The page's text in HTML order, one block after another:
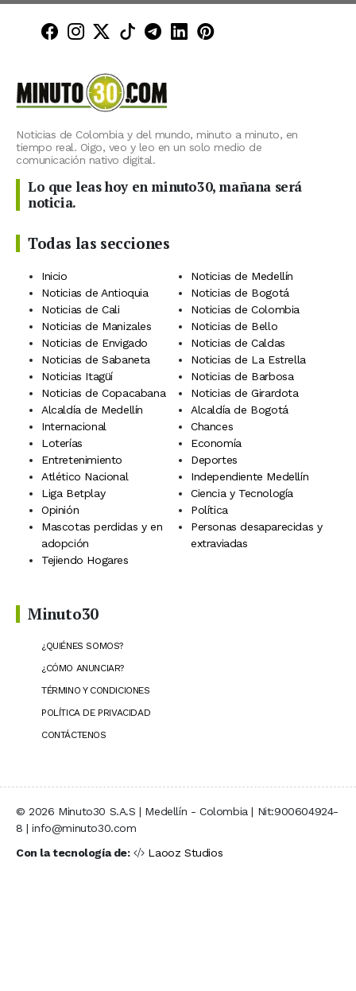
Minuto30 en Facebook
Minuto30 en Instagram
Minuto30 en X (Twitter)
Minuto30 en TikTok
Canal de Minuto30 en
Minuto30 en LinkedIn
Minuto30 en
Noticias de Colombia y del mundo, minuto a minuto, en
tiempo real. Oigo, veo y leo en un solo medio de
comunicación nativo digital.
Lo que leas hoy en minuto30, mañana será
noticia.
Todas las secciones
Inicio
Noticias de Medellín
Noticias de Antioquia
Noticias de Bogotá
Noticias de Cali
Noticias de Colombia
Noticias de Manizales
Noticias de Bello
Noticias de Envigado
Noticias de Caldas
Noticias de Sabaneta
Noticias de La Estrella
Noticias Itagüí
Noticias de Barbosa
Noticias de Copacabana
Noticias de Girardota
Alcaldía de Medellín
Alcaldía de Bogotá
Internacional
Chances
Loterías
Economía
Entretenimiento
Deportes
Atlético Nacional
Independiente Medellín
Liga Betplay
Ciencia y Tecnología
Opinión
Política
Mascotas perdidas y en
adopción
Personas desaparecidas y
extraviadas
Tejiendo Hogares
Minuto30
¿QUIÉNES SOMOS?
¿CÓMO ANUNCIAR?
TÉRMINO Y CONDICIONES
POLÍTICA DE PRIVACIDAD
CONTÁCTENOS
© 2026 Minuto30 S.A.S | Medellín - Colombia | Nit:900604924-
8 | info@minuto30.com
Con la tecnología de:
Laooz Studios